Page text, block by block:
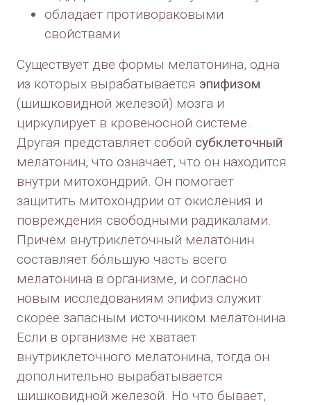
обладает противораковыми
свойствами
Существует две формы мелатонина, одна
из которых вырабатывается эпифизом
(шишковидной железой) мозга и
циркулирует в кровеносной системе.
Другая представляет собой субклеточный
мелатонин, что означает, что он находится
внутри митохондрий. Он помогает
защитить митохондрии от окисления и
повреждения свободными радикалами.
Причем внутриклеточный мелатонин
составляет бóльшую часть всего
мелатонина в организме, и согласно
новым исследованиям эпифиз служит
скорее запасным источником мелатонина.
Если в организме не хватает
внутриклеточного мелатонина, тогда он
дополнительно вырабатывается
шишковидной железой. Но что бывает,